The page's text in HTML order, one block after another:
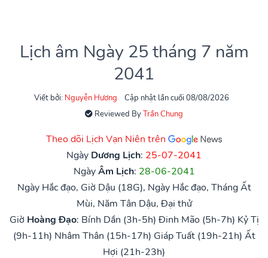
Lịch âm Ngày 25 tháng 7 năm
2041
Viết bởi: Nguyễn Hương
Cập nhật lần cuối 08/08/2026
Reviewed ByTrần Chung
Theo dõi Lịch Vạn Niên trên
Ngày Dương Lịch: 25-07-2041
NgàyÂm Lịch: 28-06-2041
Ngày Hắc đạo, Giờ Dậu (18G), Ngày Hắc đạo, Tháng Ất
Mùi, Năm Tân Dậu, Đại thử
Giờ Hoàng Đạo: Bính Dần (3h-5h) Đinh Mão (5h-7h) Kỷ Tị
(9h-11h) Nhâm Thân (15h-17h) Giáp Tuất (19h-21h) Ất
Hợi (21h-23h)